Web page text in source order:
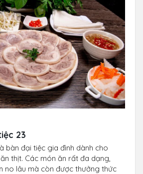
23
bàn đại tiệc gia đình dành cho
thịt. Các món ăn rất đa dạng,
no lâu mà còn được thưởng thức